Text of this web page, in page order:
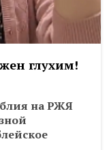
глухим!
на РЖЯ